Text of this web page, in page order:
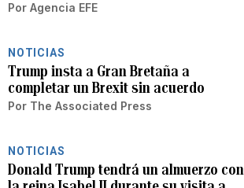
Por Agencia EFE
NOTICIAS
Trump insta a Gran Bretaña a
completar un Brexit sin acuerdo
Por The Associated Press
NOTICIAS
Donald Trump tendrá un almuerzo con